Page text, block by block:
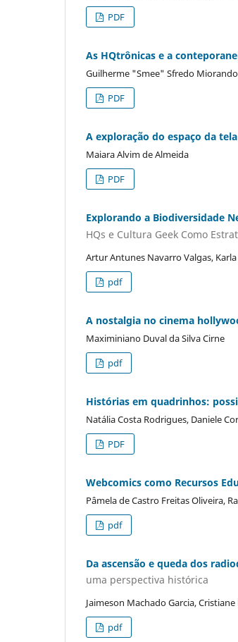
PDF
As HQtrônicas e a
Guilherme "Smee" Sfredo
PDF
A exploração do espaço da
Maiara Alvim de Almeida
PDF
Explorando a Biodiversidade
HQs e Cultura Geek Como
Artur Antunes Navarro Valgas,
pdf
A nostalgia no cinema
Maximiniano Duval da Silva Cirne
pdf
Histórias em quadrinhos:
Natália Costa Rodrigues, Daniele
PDF
Webcomics como Recursos
Pâmela de Castro Freitas Oliveira,
pdf
Da ascensão e queda dos
uma perspectiva histórica
Jaimeson Machado Garcia,
pdf